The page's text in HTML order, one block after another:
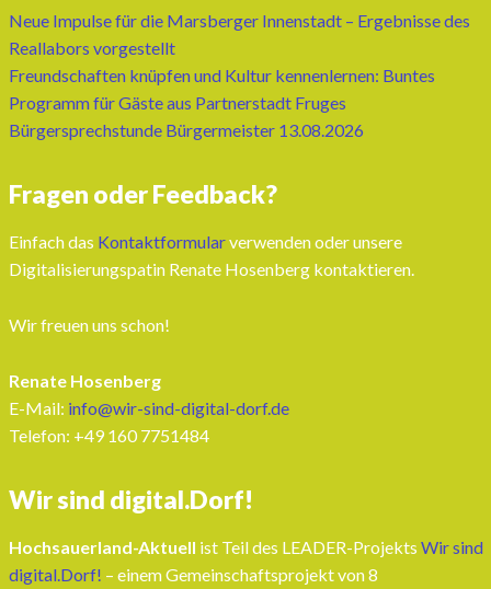
Neue Impulse für die Marsberger Innenstadt – Ergebnisse des
Reallabors vorgestellt
Freundschaften knüpfen und Kultur kennenlernen: Buntes
Programm für Gäste aus Partnerstadt Fruges
Bürgersprechstunde Bürgermeister 13.08.2026
Fragen oder Feedback?
Einfach das Kontaktformularverwenden oder unsere
Digitalisierungspatin Renate Hosenberg kontaktieren.
Wir freuen uns schon!
Renate Hosenberg
E-Mail: info@wir-sind-digital-dorf.de
Telefon: ‭+49 160 7751484‬
Wir sind digital.Dorf!
Hochsauerland-Aktuell ist Teil des LEADER-Projekts Wir sind
digital.Dorf! – einem Gemeinschaftsprojekt von 8